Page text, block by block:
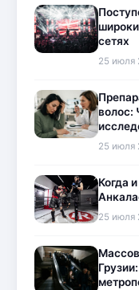
сетях
25 июля
волос:
25 июля
Когда
25 июля